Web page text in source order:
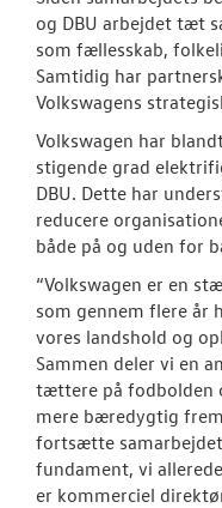
og DBU arbejdet tæt
som fællesskab,
Samtidig har
Volkswagens
Volkswagen har
stigende grad
DBU. Dette har
reducere
både på og uden for
“Volkswagen er en
som gennem flere år
vores landshold og
Sammen deler vi en
tættere på fodbolden
mere bæredygtig
fortsætte
fundament, vi
er kommerciel